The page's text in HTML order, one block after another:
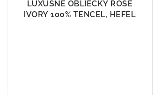
LUXUSNÉ OBLIEČKY ROSE
IVORY 100% TENCEL, HEFEL